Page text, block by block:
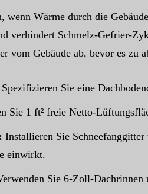
wenn Wärme durch die
verhindert Schmelz-Gefrier-
vom Gebäude ab, bevor es zu
Spezifizieren Sie eine
Sie 1 ft² freie Netto-
Installieren Sie
einwirkt.
Sie 6-Zoll-